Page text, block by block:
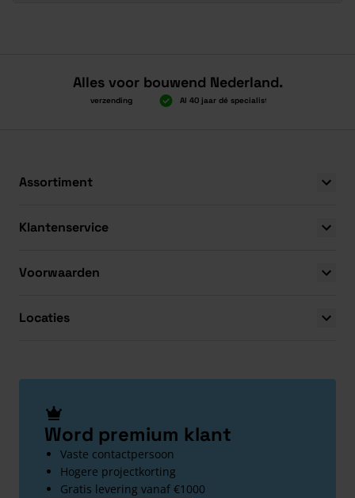
Alles voor bouwend Nederland.
Boven 2.000 gratis verzending Al 40 jaar dé specialist
Assortiment
Klantenservice
Voorwaarden
Locaties
Word premium klant
Vaste contactpersoon
Hogere projectkorting
Gratis levering vanaf €1000